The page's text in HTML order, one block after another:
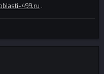
499.ru .